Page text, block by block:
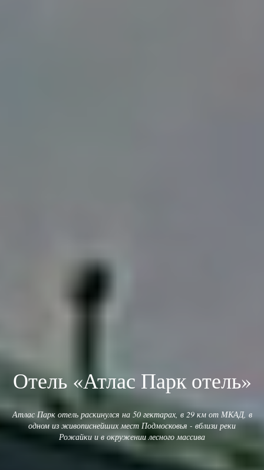
Отель «Атлас Парк отель»
Атлас Парк отель раскинулся на 50 гектарах, в 29 км от МКАД, в
одном из живописнейших мест Подмосковья - вблизи реки
Рожайки и в окружении лесного массива